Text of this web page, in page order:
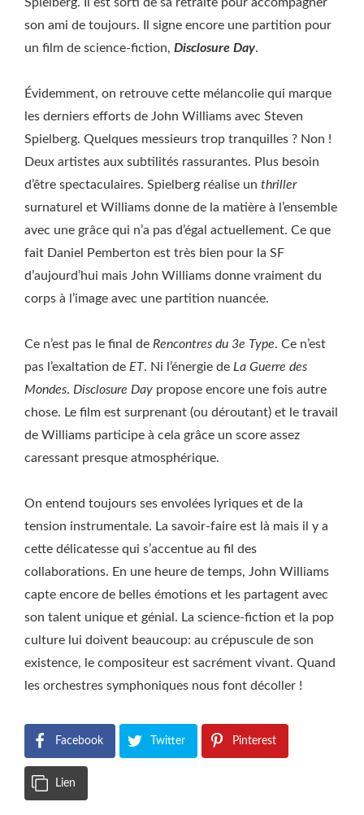
son ami de toujours. Il signe encore une partition pour
un film de science-fiction, Disclosure Day.
Évidemment, on retrouve cette mélancolie qui marque
les derniers efforts de John Williams avec Steven
Spielberg. Quelques messieurs trop tranquilles ? Non !
Deux artistes aux subtilités rassurantes. Plus besoin
d’être spectaculaires. Spielberg réalise un thriller
surnaturel et Williams donne de la matière à l’ensemble
avec une grâce qui n’a pas d’égal actuellement. Ce que
fait Daniel Pemberton est très bien pour la SF
d’aujourd’hui mais John Williams donne vraiment du
corps à l’image avec une partition nuancée.
Ce n’est pas le final de Rencontres du 3e Type. Ce n’est
pas l’exaltation de ET. Ni l’énergie de La Guerre des
Mondes. Disclosure Day propose encore une fois autre
chose. Le film est surprenant (ou déroutant) et le travail
de Williams participe à cela grâce un score assez
caressant presque atmosphérique.
On entend toujours ses envolées lyriques et de la
tension instrumentale. La savoir-faire est là mais il y a
cette délicatesse qui s’accentue au fil des
collaborations. En une heure de temps, John Williams
capte encore de belles émotions et les partagent avec
son talent unique et génial. La science-fiction et la pop
culture lui doivent beaucoup: au crépuscule de son
existence, le compositeur est sacrément vivant. Quand
les orchestres symphoniques nous font décoller !
Facebook Twitter Pinterest
Lien